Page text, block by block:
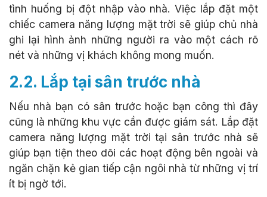
tình huống bị đột nhập vào nhà. Việc lắp đặt một
chiếc camera năng lượng mặt trời sẽ giúp chủ nhà
ghi lại hình ảnh những người ra vào một cách rõ
nét và những vị khách không mong muốn.
2.2. Lắp tại sân trước nhà
Nếu nhà bạn có sân trước hoặc bạn công thì đây
cũng là những khu vực cần được giám sát. Lắp đặt
camera năng lượng mặt trời tại sân trước nhà sẽ
giúp bạn tiện theo dõi các hoạt động bên ngoài và
ngăn chặn kẻ gian tiếp cận ngôi nhà từ những vị trí
ít bị ngờ tới.